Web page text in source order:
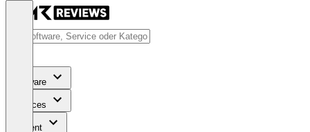
Software
Services
Content